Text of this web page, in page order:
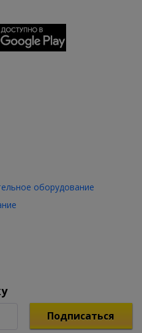
оборудование
Подписаться